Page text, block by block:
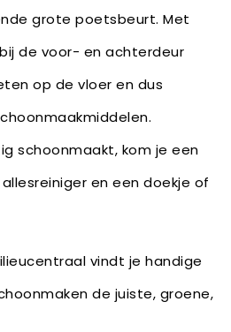
grote poetsbeurt. Met
de voor- en achterdeur
op de vloer en dus
schoonmaakt, kom je een
en een doekje of
vindt je handige
de juiste, groene,